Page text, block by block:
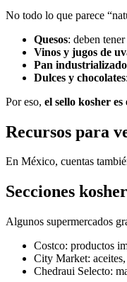
No todo lo que parece
Quesos: deben
Vinos y jugos de
Pan industrializado
Dulces y chocolates
Por eso, el sello kosher es
Recursos para
En México, cuentas
Secciones
Algunos supermercados
Costco: productos
City Market:
Chedraui Selecto: